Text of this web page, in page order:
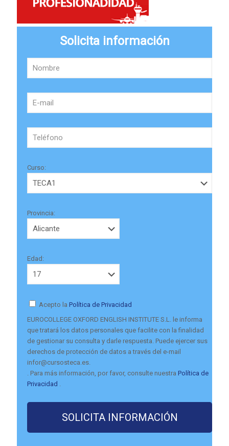
Solicita información
Curso:
Provincia:
Edad:
Acepto la Política de Privacidad
EUROCOLLEGE OXFORD ENGLISH INSTITUTE S.L. le informa
que tratará los datos personales que facilite con la finalidad
de gestionar su consulta y darle respuesta. Puede ejercer sus
derechos de protección de datos a través del e-mail
infor@cursosteca.es.
. Para más información, por favor, consulte nuestra Política de
Privacidad .